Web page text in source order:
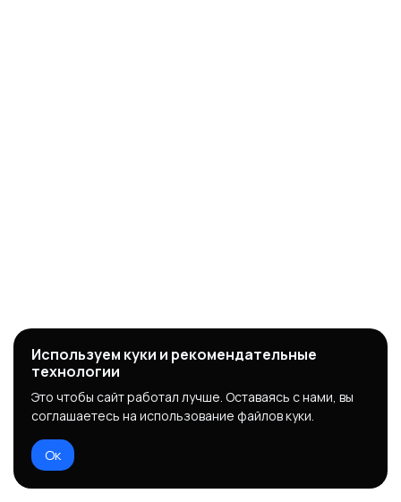
Используем куки и рекомендательные
технологии
Это чтобы сайт работал лучше. Оставаясь с нами, вы
соглашаетесь на использование файлов куки.
Ок